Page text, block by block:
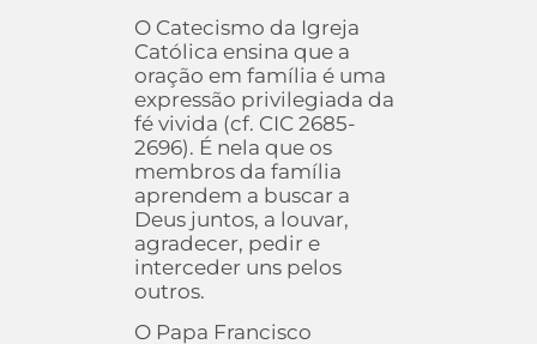
O Catecismo da Igreja
Católica ensina que a
oração em família é uma
expressão privilegiada da
fé vivida (cf. CIC 2685-
2696). É nela que os
membros da família
aprendem a buscar a
Deus juntos, a louvar,
agradecer, pedir e
interceder uns pelos
outros.
O Papa Francisco